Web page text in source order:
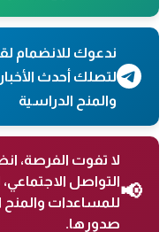
ندعوك للانضمام
لتصلك أحدث
والمنح الدراسية
📢
لا تفوت الفرصة،
التواصل
للمساعدات والمنح
صدورها.